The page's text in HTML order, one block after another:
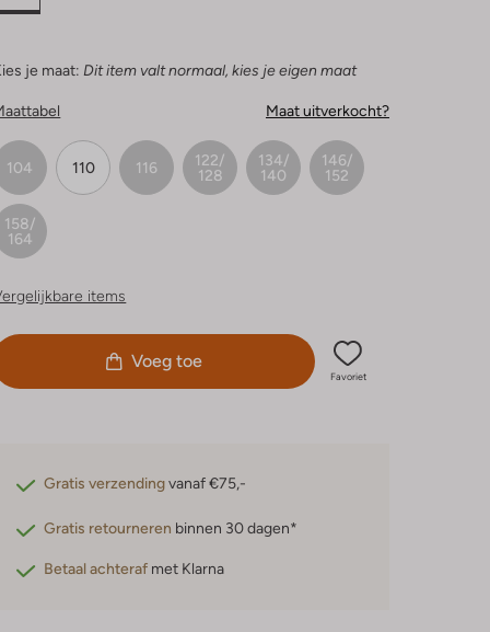
je maat: Dit item valt normaal, kies je eigen maat
Maat uitverkocht?
104 110 116
122/
128
134/
140
146/
152
158/
164
items
Voeg toe
Favoriet
Gratis verzendingvanaf €75,-
Gratis retourneren binnen 30 dagen*
Betaal achteraf met Klarna